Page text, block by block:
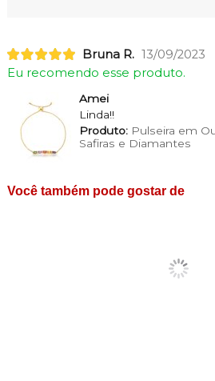
Bruna R. 13/09/2023
Eu recomendo esse produto.
Amei
Linda!!
Produto:Pulseira em
Safiras e Diamantes
Você também pode gostar de